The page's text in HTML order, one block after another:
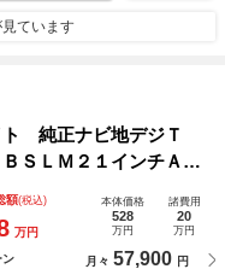
ています
純正ナビ地デジＴ
ＬＭ２１インチＡ
ドスポイラー ＡＣＣ
クセス キーレス
額(税込)
万円
本体価格
528
万円
諸費用
20
万円
ン 月々 57,900 円